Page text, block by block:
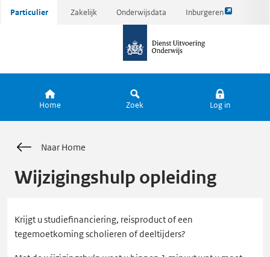
Ga
Particulier Zakelijk Onderwijsdata Inburgeren
Link
pagina
de
Home Zoek Log in
Naar Home
Wijzigingshulp opleiding
Krijgt u studiefinanciering, reisproduct of een
tegemoetkoming scholieren of deeltijders?